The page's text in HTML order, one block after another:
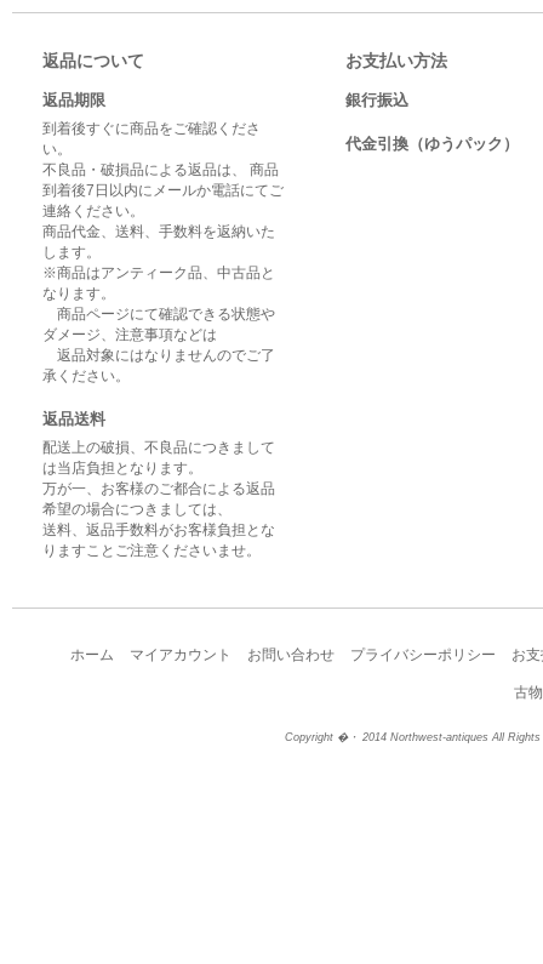
返品について
返品期限
到着後すぐに商品をご確認くださ
い。
不良品・破損品による返品は、 商品
到着後7日以内にメールか電話にてご
連絡ください。
商品代金、送料、手数料を返納いた
します。
※商品はアンティーク品、中古品と
なります。
商品ページにて確認できる状態や
ダメージ、注意事項などは
返品対象にはなりませんのでご了
承ください。
返品送料
配送上の破損、不良品につきまして
は当店負担となります。
万が一、お客様のご都合による返品
希望の場合につきましては、
送料、返品手数料がお客様負担とな
りますことご注意くださいませ。
お支払い方法
銀行振込
代金引換（ゆうパック）
ホーム マイアカウント お問い合わせ プライバシーポリシー お
古
Copyright �・ 2014 Northwest-antiques All